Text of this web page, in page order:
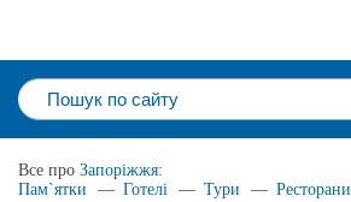
Все про Запоріжжя:
Пам`ятки
— Готелі — Тури — Ресторани